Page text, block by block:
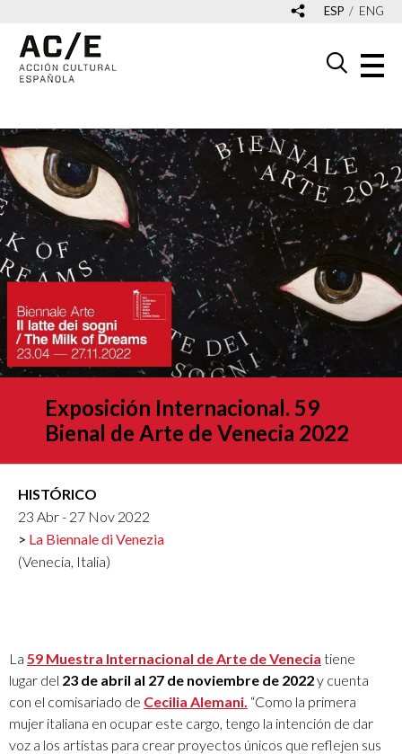
ESP ENG
Exposición Internacional. 59
Bienal de Arte de Venecia 2022
HISTÓRICO
23 Abr - 27 Nov 2022
La Biennale di Venezia
(Venecia, Italia)
La 59 Muestra Internacional de Arte de Venecia tiene
lugar del 23 de abril al 27 de noviembre de 2022y cuenta
con el comisariado de Cecilia Alemani. “Como la primera
mujer italiana en ocupar este cargo, tengo la intención de dar
voz a los artistas para crear proyectos únicos que reflejen sus